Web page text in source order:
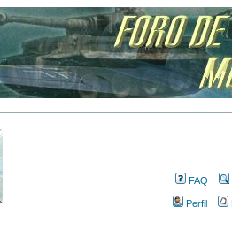
FAQ
Perfil